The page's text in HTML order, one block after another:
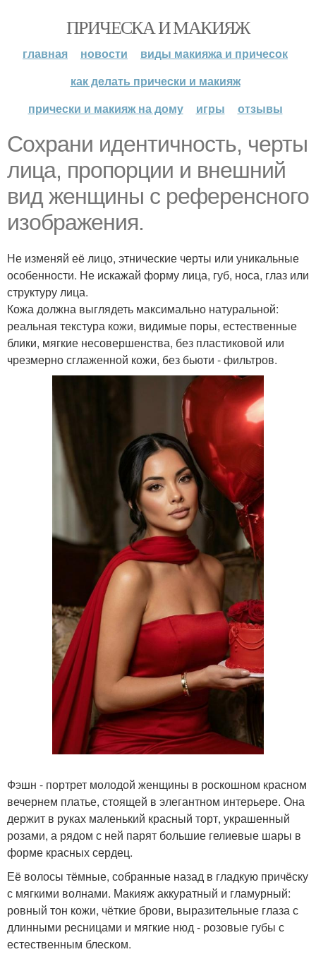
ПРИЧЕСКА И МАКИЯЖ
главная новости
виды макияжа и причесок
как делать прически и макияж
прически и макияж на дому
игры отзывы
Сохрани идентичность, черты
лица, пропорции и внешний
вид женщины с референсного
изображения.
Не изменяй её лицо, этнические черты или уникальные
особенности. Не искажай форму лица, губ, носа, глаз или
структуру лица.
Кожа должна выглядеть максимально натуральной:
реальная текстура кожи, видимые поры, естественные
блики, мягкие несовершенства, без пластиковой или
чрезмерно сглаженной кожи, без бьюти - фильтров.
Фэшн - портрет молодой женщины в роскошном красном
вечернем платье, стоящей в элегантном интерьере. Она
держит в руках маленький красный торт, украшенный
розами, а рядом с ней парят большие гелиевые шары в
форме красных сердец.
Её волосы тёмные, собранные назад в гладкую причёску
с мягкими волнами. Макияж аккуратный и гламурный:
ровный тон кожи, чёткие брови, выразительные глаза с
длинными ресницами и мягкие нюд - розовые губы с
естественным блеском.